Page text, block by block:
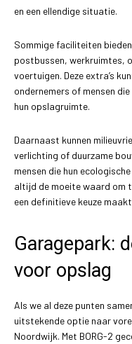
en een ellendige situatie.
Sommige faciliteiten
postbussen, werkruimtes,
voertuigen. Deze extra’s
ondernemers of mensen
hun opslagruimte.
Daarnaast kunnen
verlichting of duurzame
mensen die hun
altijd de moeite waard om
een definitieve keuze
Garagepark:
voor opslag
Als we al deze punten
uitstekende optie naar
Noordwijk. Met BORG-2